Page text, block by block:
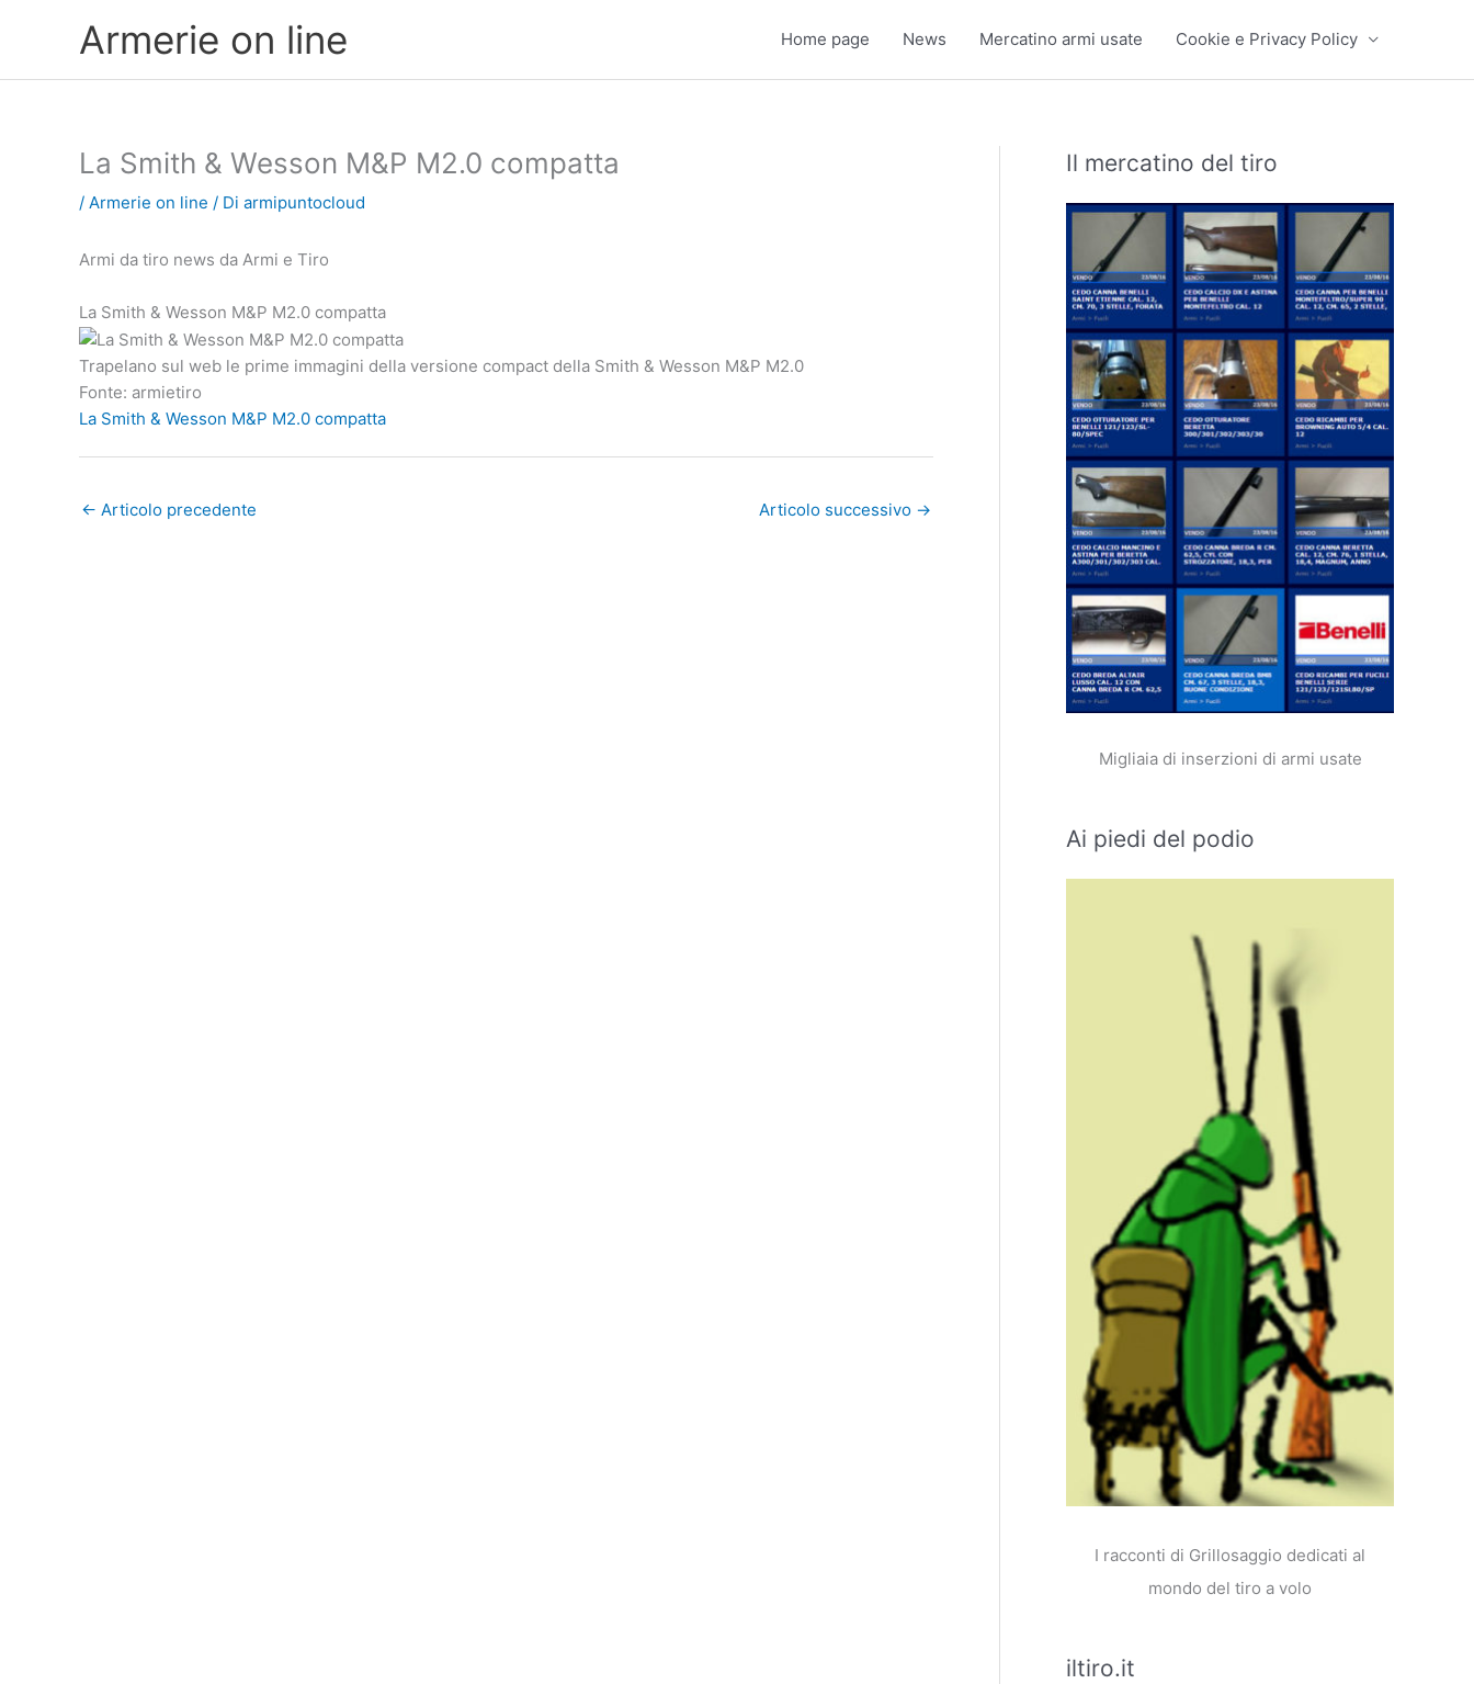
Armerie on line Home page News Mercatino armi usate Cookie e Privacy Policy
La Smith & Wesson M&P M2.0 compatta
/ Armerie on line / Di armipuntocloud
Armi da tiro news da Armi e Tiro
La Smith & Wesson M&P M2.0 compatta
Trapelano sul web le prime immagini della versione compact della Smith & Wesson M&P M2.0
Fonte: armietiro
La Smith & Wesson M&P M2.0 compatta
← Articolo precedente Articolo successivo →
Il mercatino del tiro
Migliaia di inserzioni di armi usate
Ai piedi del podio
I racconti di Grillosaggio dedicati al
mondo del tiro a volo
iltiro.it